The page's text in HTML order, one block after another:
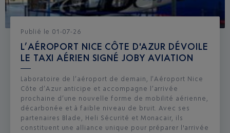
Publié le 01-07-26
L’AÉROPORT NICE CÔTE D'AZUR DÉVOILE
LE TAXI AÉRIEN SIGNÉ JOBY AVIATION
Laboratoire de l’aéroport de demain, l’Aéroport Nice
Côte d’Azur anticipe et accompagne l’arrivée
prochaine d’une nouvelle forme de mobilité aérienne,
décarbonée et à faible niveau de bruit. Avec ses
partenaires Blade, Heli Sécurité et Monacair, ils
constituent une alliance unique pour préparer l'arrivée